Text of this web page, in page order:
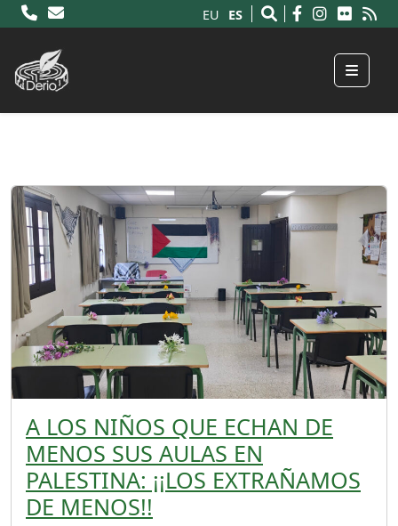
EU ES
Menu
A LOS NIÑOS QUE ECHAN DE
MENOS SUS AULAS EN
PALESTINA: ¡¡LOS EXTRAÑAMOS
DE MENOS!!